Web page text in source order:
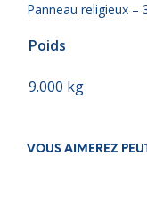
Panneau religieux –
Poids
9.000 kg
VOUS AIMEREZ